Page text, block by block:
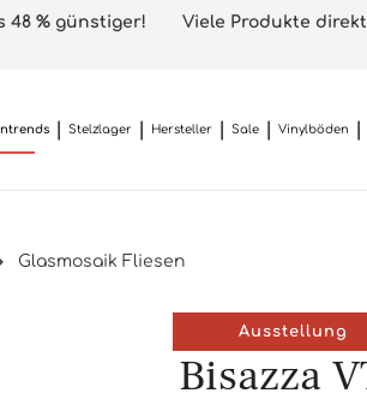
48 % günstiger! Viele Produkte
Stelzlager Hersteller Sale Vinylböden
Glasmosaik Fliesen
Ausstellung
Bisazza